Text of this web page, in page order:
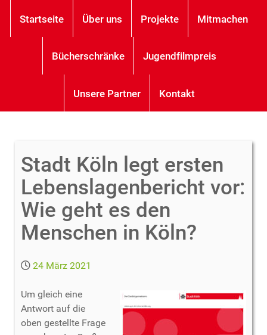
Startseite Über uns Projekte Mitmachen
Bücherschränke Jugendfilmpreis
Unsere Partner Kontakt
Stadt Köln legt ersten
Lebenslagenbericht vor:
Wie geht es den
Menschen in Köln?
24 März 2021
Um gleich eine
Antwort auf die
oben gestellte Frage